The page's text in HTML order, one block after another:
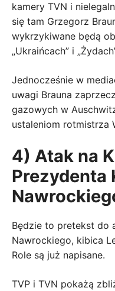
kamery TVN i
się tam Grzegorz
wykrzykiwane będą
„Ukraińcach” i
Jednocześnie w
uwagi Brauna
gazowych w
ustaleniom rotmistrza
4) Atak na
Prezydenta
Będzie to pretekst do
Nawrockiego, kibica
Role są już napisane.
TVP i TVN pokażą